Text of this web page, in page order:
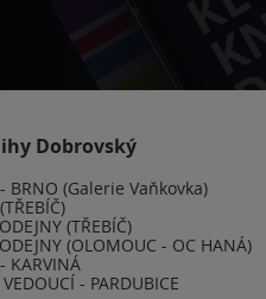
Dobrovský
BRNO (Galerie Vaňkovka)
(TŘEBÍČ)
(OLOMOUC - OC HANÁ)
KARVINÁ
- PARDUBICE